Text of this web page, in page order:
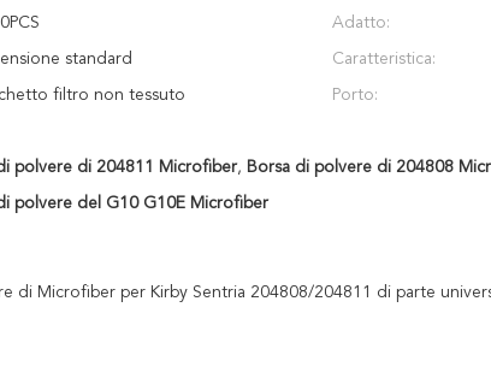
Adatto:
standard Caratteristica:
filtro non tessuto Porto:
polvere di 204811 Microfiber, Borsa di polvere di 204808
polvere del G10 G10E Microfiber
di Microfiber per Kirby Sentria 204808/204811 di parte